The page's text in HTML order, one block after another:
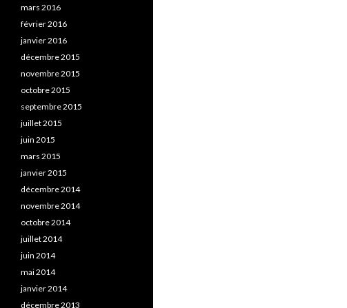
mars 2016
février 2016
janvier 2016
décembre 2015
novembre 2015
octobre 2015
septembre 2015
juillet 2015
juin 2015
mars 2015
janvier 2015
décembre 2014
novembre 2014
octobre 2014
juillet 2014
juin 2014
mai 2014
janvier 2014
décembre 2013